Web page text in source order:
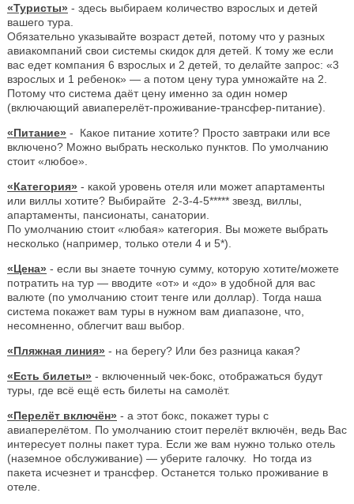
«Туристы» - здесь выбираем количество взрослых и детей
вашего тура.
Обязательно указывайте возраст детей, потому что у разных
авиакомпаний свои системы скидок для детей. К тому же если
вас едет компания 6 взрослых и 2 детей, то делайте запрос: «3
взрослых и 1 ребенок» — а потом цену тура умножайте на 2.
Потому что система даёт цену именно за один номер
(включающий авиаперелёт-проживание-трансфер-питание).
«Питание» - Какое питание хотите? Просто завтраки или все
включено? Можно выбрать несколько пунктов. По умолчанию
стоит «любое».
«Категория» - какой уровень отеля или может апартаменты
или виллы хотите? Выбирайте 2-3-4-5***** звезд, виллы,
апартаменты, пансионаты, санатории.
По умолчанию стоит «любая» категория. Вы можете выбрать
несколько (например, только отели 4 и 5*).
«Цена» - если вы знаете точную сумму, которую хотите/можете
потратить на тур — вводите «от» и «до» в удобной для вас
валюте (по умолчанию стоит тенге или доллар). Тогда наша
система покажет вам туры в нужном вам диапазоне, что,
несомненно, облегчит ваш выбор.
«Пляжная линия» - на берегу? Или без разница какая?
«Есть билеты» - включенный чек-бокс, отображаться будут
туры, где всё ещё есть билеты на самолёт.
«Перелёт включён» - а этот бокс, покажет туры с
авиаперелётом. По умолчанию стоит перелёт включён, ведь Вас
интересует полны пакет тура. Если же вам нужно только отель
(наземное обслуживание) — уберите галочку. Но тогда из
пакета исчезнет и трансфер. Останется только проживание в
отеле.